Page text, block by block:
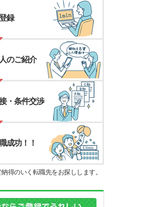
録
のご紹介
・条件交渉
成功！！
得のいく転職先をお探しします。